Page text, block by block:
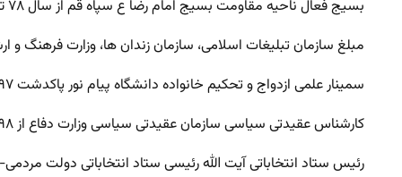
بسیج فعال ناحیه مقاومت بسیج امام رضا ع سپاه قم از سال ۷۸ تاکنون
مبلغ سازمان تبلیغات اسلامی، سازمان زندان ها، وزارت فرهنگ و ارشاد
سمینار علمی ازدواج و تحکیم خانواده دانشگاه پیام نور پاکدشت ۹۷
کارشناس عقیدتی سیاسی سازمان عقیدتی سیاسی وزارت دفاع از ۹۸ تاکنون
رئیس ستاد انتخاباتی آیت الله رئیسی ستاد انتخاباتی دولت مردمی-